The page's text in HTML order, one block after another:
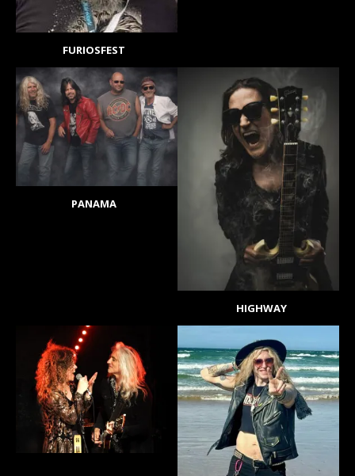
FURIOSFEST
PANAMA
HIGHWAY